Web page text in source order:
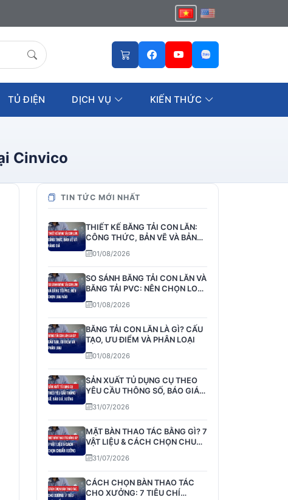
TỦ ĐIỆN DỊCH VỤ KIẾN THỨC
Cinvico
TIN TỨC MỚI NHẤT
THIẾT KẾ BĂNG TẢI CON LĂN:
CÔNG THỨC, BẢN VẼ VÀ BẢNG
GIÁ
01/08/2026
SO SÁNH BĂNG TẢI CON LĂN VÀ
BĂNG TẢI PVC: NÊN CHỌN LOẠI
NÀO
01/08/2026
BĂNG TẢI CON LĂN LÀ GÌ? CẤU
TẠO, ƯU ĐIỂM VÀ PHÂN LOẠI
01/08/2026
SẢN XUẤT TỦ DỤNG CỤ THEO
YÊU CẦU THÔNG SỐ, BÁO GIÁ,
XƯỞNG
31/07/2026
MẶT BÀN THAO TÁC BẰNG GÌ? 7
VẬT LIỆU & CÁCH CHỌN CHUẨN
XƯỞNG
31/07/2026
CÁCH CHỌN BÀN THAO TÁC
CHO XƯỞNG: 7 TIÊU CHÍ